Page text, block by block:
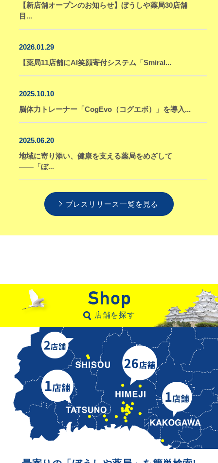
【新店舗オープンのお知らせ】ぼうしや薬局30店舗
目...
2026.01.29
【薬局11店舗にAI笑顔寄付システム「Smiral...
2025.10.10
脳体力トレーナー「CogEvo（コグエボ）」を導入...
2025.06.20
地域に寄り添い、健康を支える薬局をめざして
――「ぼ...
プレスリリース一覧を見る
店舗を探す